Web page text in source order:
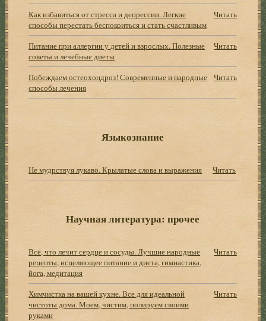
Как избавиться от стресса и депрессии. Легкие
способы перестать беспокоиться и стать счастливым
Читать
Питание при аллергии у детей и взрослых. Полезные
советы и лечебные диеты
Читать
Побеждаем остеохондроз! Современные и народные
способы лечения
Читать
Языкознание
Не мудрствуя лукаво. Крылатые слова и выражения Читать
Научная литература: прочее
Всё, что лечит сердце и сосуды. Лучшие народные
рецепты, исцеляющее питание и диета, гимнастика,
йога, медитация
Читать
Химчистка на вашей кухне. Все для идеальной
чистоты дома. Моем, чистим, полируем своими
руками
Читать